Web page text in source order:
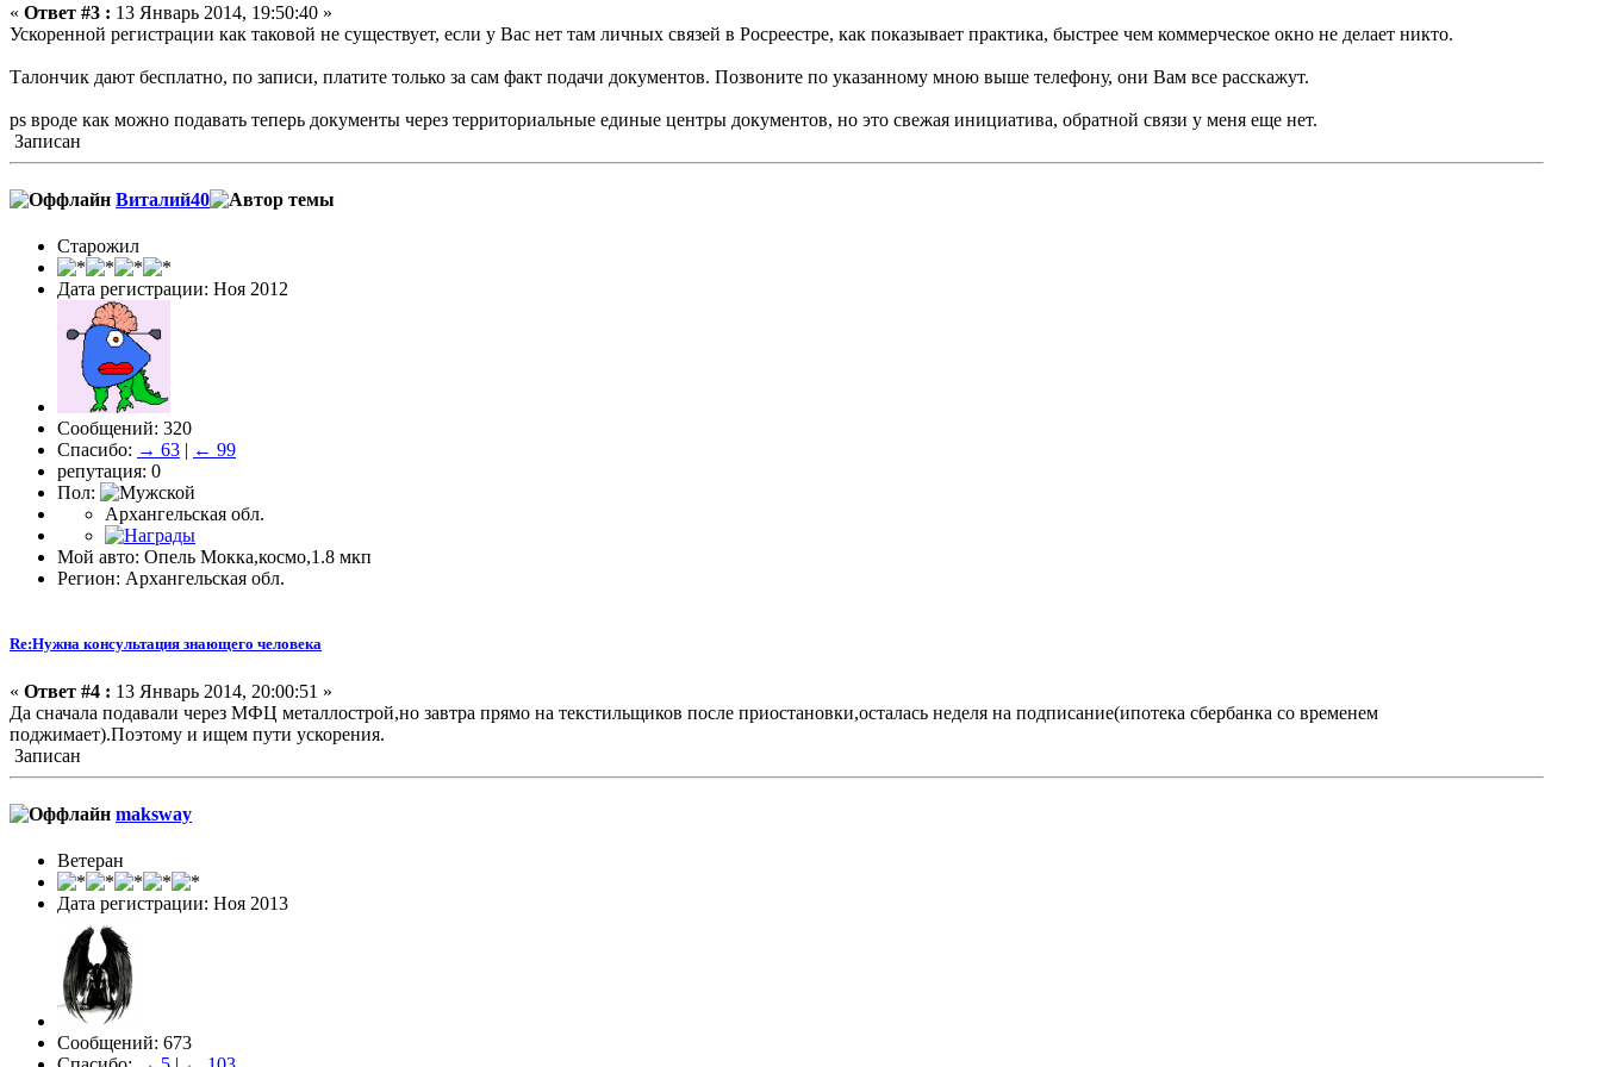
« Ответ #3 : 13 Январь 2014, 19:50:40 »
Ускоренной регистрации как таковой не существует, если у Вас нет там личных связей в Росреестре, как показывает практика, быстрее чем коммерческое окно не делает никто.
Талончик дают бесплатно, по записи, платите только за сам факт подачи документов. Позвоните по указанному мною выше телефону, они Вам все расскажут.
ps вроде как можно подавать теперь документы через территориальные единые центры документов, но это свежая инициатива, обратной связи у меня еще нет.
Записан
Виталий40
Старожил
Дата регистрации: Ноя 2012
Сообщений: 320
Спасибо: → 63 | ← 99
репутация: 0
Пол:
Архангельская обл.
Мой авто: Опель Мокка,космо,1.8 мкп
Регион: Архангельская обл.
Re:Нужна консультация знающего человека
« Ответ #4 : 13 Январь 2014, 20:00:51 »
Да сначала подавали через МФЦ металлострой,но завтра прямо на текстильщиков после приостановки,осталась неделя на подписание(ипотека сбербанка со временем
поджимает).Поэтому и ищем пути ускорения.
Записан
maksway
Ветеран
Дата регистрации: Ноя 2013
Сообщений: 673